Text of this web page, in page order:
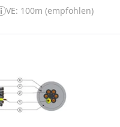
VE: 100m (empfohlen)